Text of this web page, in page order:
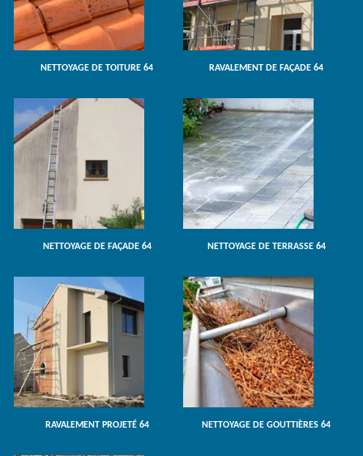
NETTOYAGE DE TOITURE 64 RAVALEMENT DE FAÇADE 64
NETTOYAGE DE FAÇADE 64 NETTOYAGE DE TERRASSE 64
RAVALEMENT PROJETÉ 64 NETTOYAGE DE GOUTTIÈRES 64